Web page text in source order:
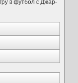
в футбол с Джар-